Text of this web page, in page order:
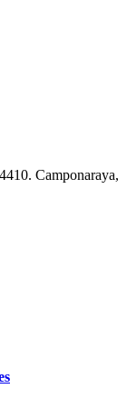
Camponaraya,